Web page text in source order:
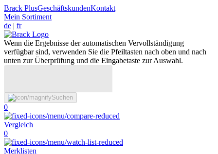
Brack PlusGeschäftskundenKontakt
Mein Sortiment
de | fr
Wenn die Ergebnisse der automatischen Vervollständigung
verfügbar sind, verwenden Sie die Pfeiltasten nach oben und nach
unten zur Überprüfung und die Eingabetaste zur Auswahl.
Suchen
0
Vergleich
0
Merklisten